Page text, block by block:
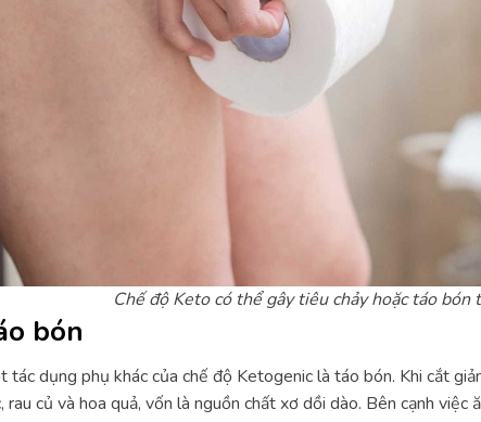
Chế độ Keto có thể gây tiêu chảy hoặc táo
bón
tác dụng phụ khác của chế độ Ketogenic là táo bón. Khi cắt
rau củ và hoa quả, vốn là nguồn chất xơ dồi dào. Bên cạnh